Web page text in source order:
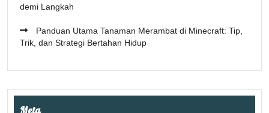
demi Langkah
Panduan Utama Tanaman Merambat di Minecraft: Tip,
Trik, dan Strategi Bertahan Hidup
Meta